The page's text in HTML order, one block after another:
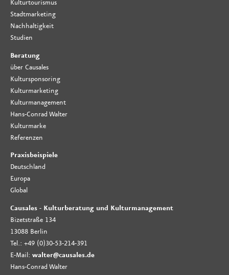
Kulturtourismus
Stadtmarketing
Nachhaltigkeit
Studien
Beratung
über Causales
Kultursponsoring
Kulturmarketing
Kulturmanagement
Hans-Conrad Walter
Kulturmarke
Referenzen
Praxisbeispiele
Deutschland
Europa
Global
Causales - Kulturberatung und Kulturmanagement
Bizetstraße 134
13088 Berlin
Tel.: +49 (0)30-53-214-391
E-Mail: walter@causales.de
Hans-Conrad Walter